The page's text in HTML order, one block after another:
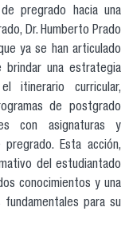
pregrado hacia una
Dr. Humberto Prado
ya se han articulado
brindar una estrategia
itinerario curricular,
de postgrado
con asignaturas y
Esta acción,
del estudiantado
conocimientos y una
para su